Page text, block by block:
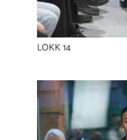
LOKK 14